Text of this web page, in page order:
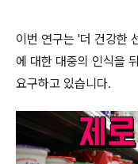
이번 연구는 '더 건강한
에 대한 대중의 인식을
요구하고 있습니다.